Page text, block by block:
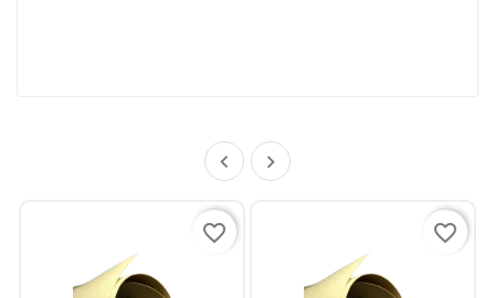
 
favorite_border favorite_border